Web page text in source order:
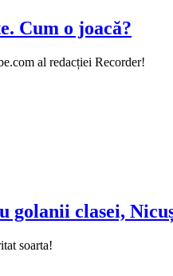
Cum o joacă?
al redacției Recorder!
golanii clasei,
soarta!